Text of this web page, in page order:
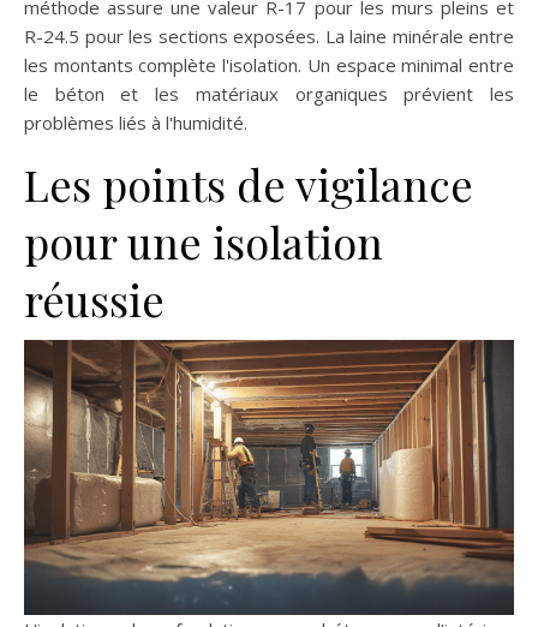
méthode assure une valeur R-17 pour les murs pleins et
R-24.5 pour les sections exposées. La laine minérale entre
les montants complète l'isolation. Un espace minimal entre
le béton et les matériaux organiques prévient les
problèmes liés à l'humidité.
Les points de vigilance
pour une isolation
réussie